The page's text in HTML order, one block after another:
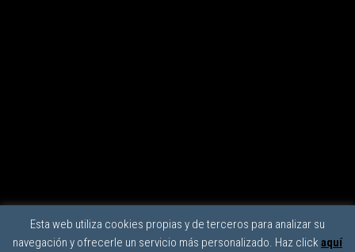
Esta web utiliza cookies propias y de terceros para analizar su
navegación y ofrecerle un servicio más personalizado. Haz click aquí